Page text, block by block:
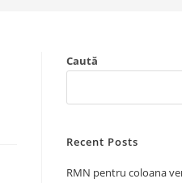
Caută
Recent Posts
RMN pentru coloana